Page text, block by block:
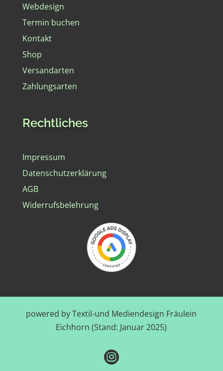
Webdesign
Termin buchen
Kontakt
Shop
Versandarten
Zahlungsarten
Rechtliches
Impressum
Datenschutzerklärung
AGB
Widerrufsbelehrung
powered by Textil-und Mediendesign Fräulein
Eichhorn (Stand: Januar 2025)
